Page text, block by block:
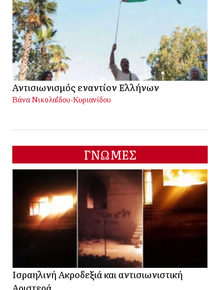
Αντισιωνισμός εναντίον Ελλήνων
Βάνα Νικολαΐδου-Κυριανίδου
ΓΝΩΜΕΣ
Ισραηλινή Ακροδεξιά και αντισιωνιστική